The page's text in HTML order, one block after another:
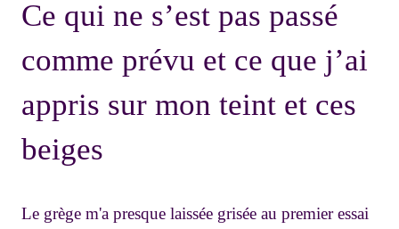
Ce qui ne s’est pas passé
comme prévu et ce que j’ai
appris sur mon teint et ces
beiges
Le grège m'a presque laissée grisée au premier essai